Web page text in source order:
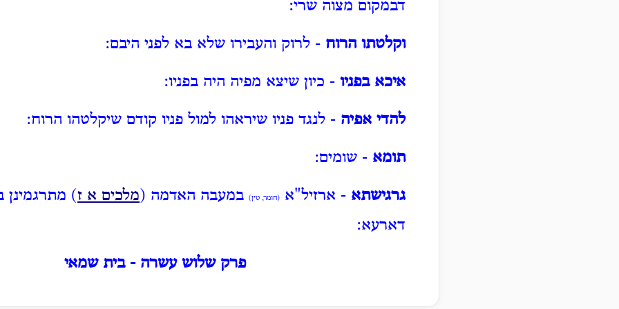
דבמקום מצוה שרי:
וקלטתו הרוח - לרוק והעבירו שלא בא לפני היבם:
איכא בפניו - כיון שיצא מפיה היה בפניו:
להדי אפיה - לנגד פניו שיראהו למול פניו קודם שיקלטהו הרוח:
תומא - שומים:
גרגישתא - ארזיל"א (חומר, טין) במעבה האדמה (מלכים א ז) מתרגמינן
דארעא:
פרק שלוש עשרה - בית שמאי